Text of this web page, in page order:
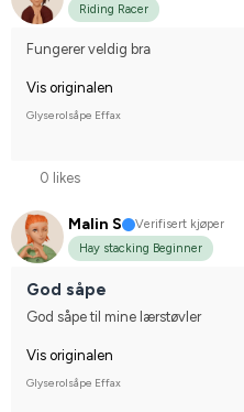
Riding Racer
Fungerer veldig bra
Vis originalen
Glyserolsåpe Effax
0 likes
Malin S
Verifisert kjøper
Hay stacking Beginner
God såpe
God såpe til mine lærstøvler
Vis originalen
Glyserolsåpe Effax